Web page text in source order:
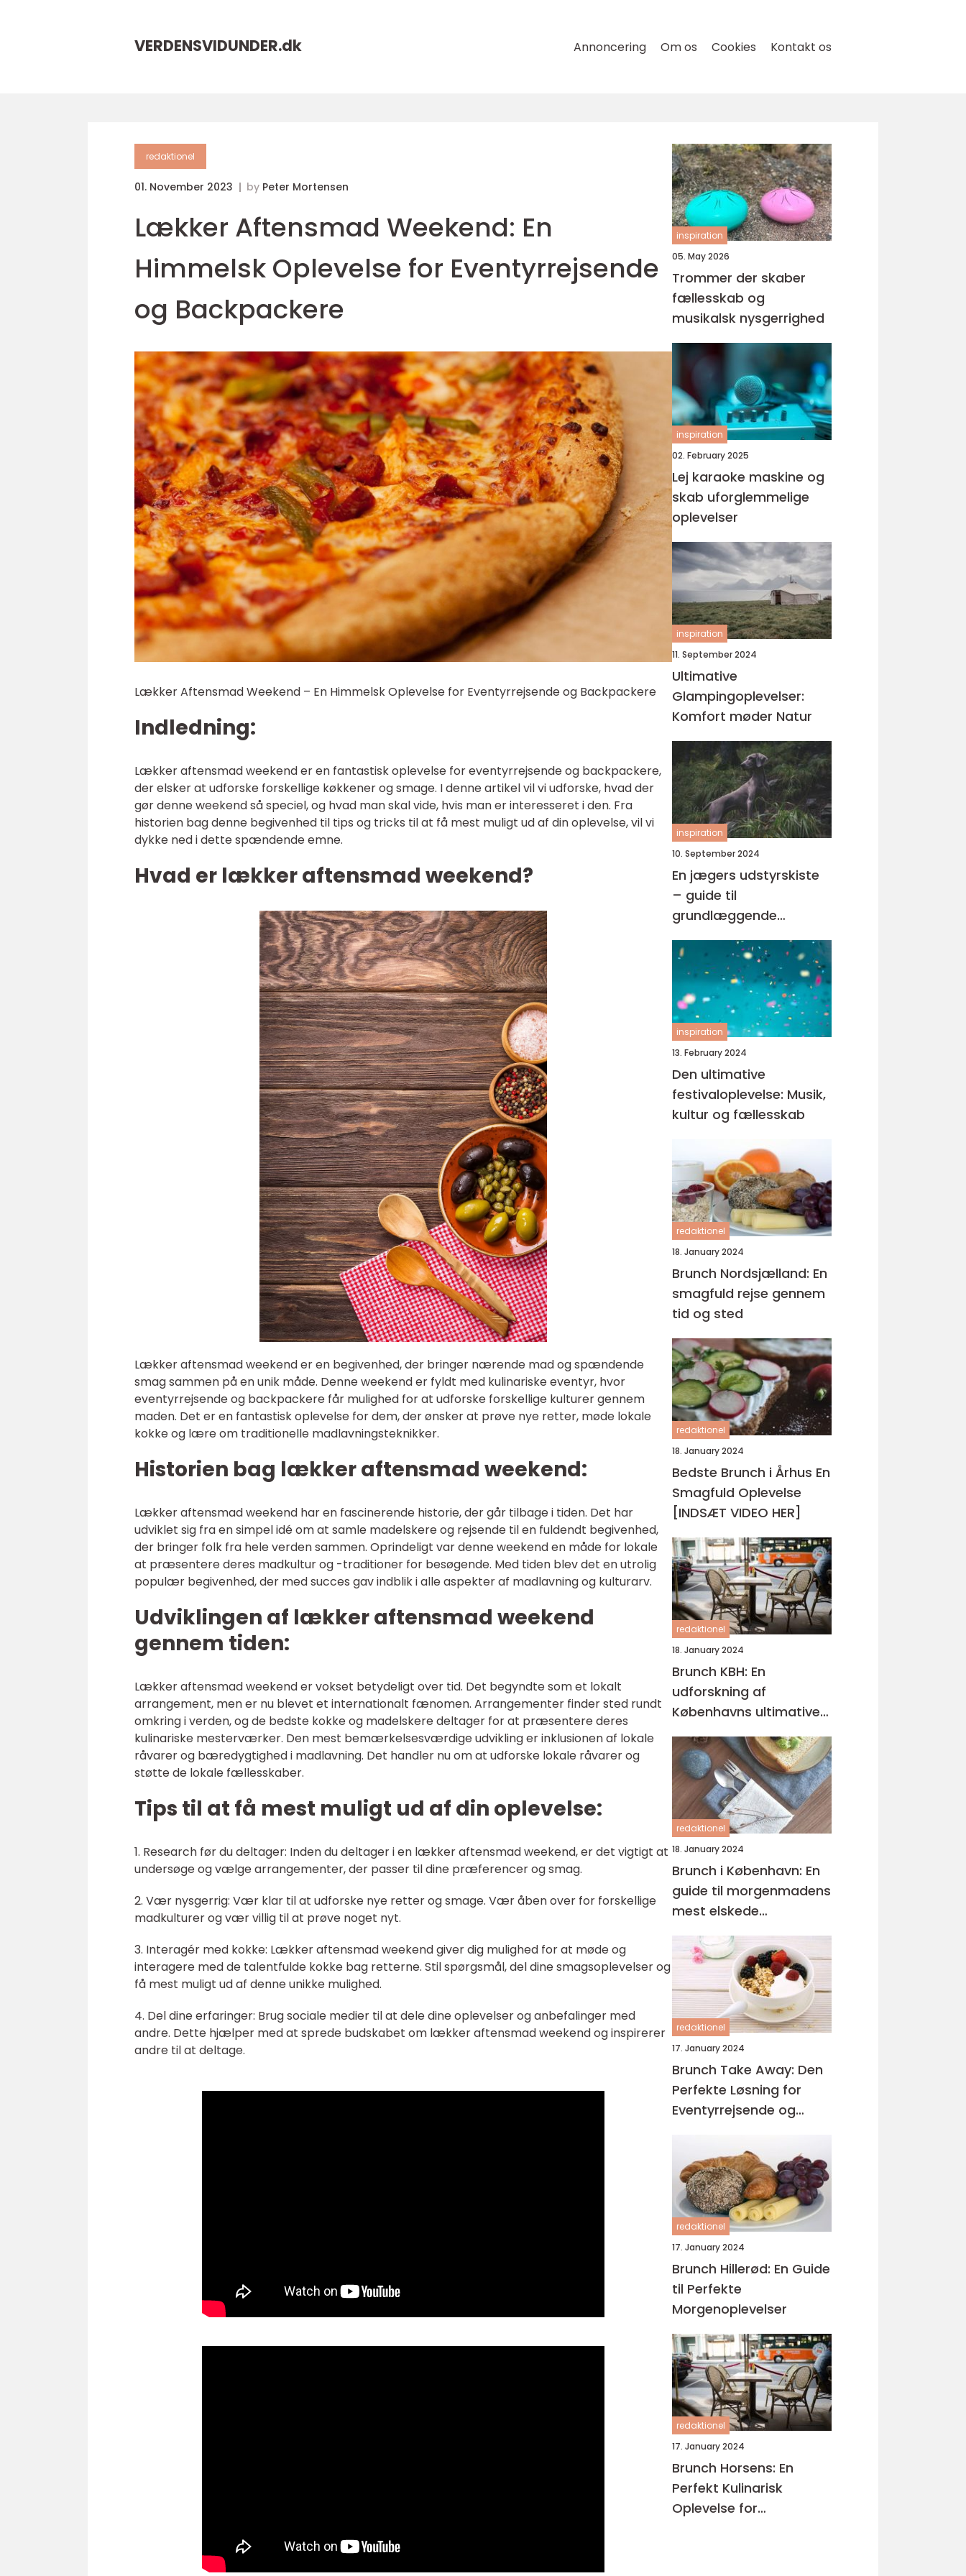
VERDENSVIDUNDER.dk Annoncering Om os Cookies Kontakt os
redaktionel
01. November 2023 by Peter Mortensen
Lækker Aftensmad Weekend: En
Himmelsk Oplevelse for Eventyrrejsende
og Backpackere
Lækker Aftensmad Weekend – En Himmelsk Oplevelse for Eventyrrejsende og Backpackere
Indledning:
Lækker aftensmad weekend er en fantastisk oplevelse for eventyrrejsende og backpackere,
der elsker at udforske forskellige køkkener og smage. I denne artikel vil vi udforske, hvad der
gør denne weekend så speciel, og hvad man skal vide, hvis man er interesseret i den. Fra
historien bag denne begivenhed til tips og tricks til at få mest muligt ud af din oplevelse, vil vi
dykke ned i dette spændende emne.
Hvad er lækker aftensmad weekend?
Lækker aftensmad weekend er en begivenhed, der bringer nærende mad og spændende
smag sammen på en unik måde. Denne weekend er fyldt med kulinariske eventyr, hvor
eventyrrejsende og backpackere får mulighed for at udforske forskellige kulturer gennem
maden. Det er en fantastisk oplevelse for dem, der ønsker at prøve nye retter, møde lokale
kokke og lære om traditionelle madlavningsteknikker.
Historien bag lækker aftensmad weekend:
Lækker aftensmad weekend har en fascinerende historie, der går tilbage i tiden. Det har
udviklet sig fra en simpel idé om at samle madelskere og rejsende til en fuldendt begivenhed,
der bringer folk fra hele verden sammen. Oprindeligt var denne weekend en måde for lokale
at præsentere deres madkultur og -traditioner for besøgende. Med tiden blev det en utrolig
populær begivenhed, der med succes gav indblik i alle aspekter af madlavning og kulturarv.
Udviklingen af lækker aftensmad weekend
gennem tiden:
Lækker aftensmad weekend er vokset betydeligt over tid. Det begyndte som et lokalt
arrangement, men er nu blevet et internationalt fænomen. Arrangementer finder sted rundt
omkring i verden, og de bedste kokke og madelskere deltager for at præsentere deres
kulinariske mesterværker. Den mest bemærkelsesværdige udvikling er inklusionen af lokale
råvarer og bæredygtighed i madlavning. Det handler nu om at udforske lokale råvarer og
støtte de lokale fællesskaber.
Tips til at få mest muligt ud af din oplevelse:
1. Research før du deltager: Inden du deltager i en lækker aftensmad weekend, er det vigtigt at
undersøge og vælge arrangementer, der passer til dine præferencer og smag.
2. Vær nysgerrig: Vær klar til at udforske nye retter og smage. Vær åben over for forskellige
madkulturer og vær villig til at prøve noget nyt.
3. Interagér med kokke: Lækker aftensmad weekend giver dig mulighed for at møde og
interagere med de talentfulde kokke bag retterne. Stil spørgsmål, del dine smagsoplevelser og
få mest muligt ud af denne unikke mulighed.
4. Del dine erfaringer: Brug sociale medier til at dele dine oplevelser og anbefalinger med
andre. Dette hjælper med at sprede budskabet om lækker aftensmad weekend og inspirerer
andre til at deltage.
inspiration
05. May 2026
Trommer der skaber
fællesskab og
musikalsk nysgerrighed
inspiration
02. February 2025
Lej karaoke maskine og
skab uforglemmelige
oplevelser
inspiration
11. September 2024
Ultimative
Glampingoplevelser:
Komfort møder Natur
inspiration
10. September 2024
En jægers udstyrskiste
– guide til
grundlæggende
jagtudstyr
inspiration
13. February 2024
Den ultimative
festivaloplevelse: Musik,
kultur og fællesskab
redaktionel
18. January 2024
Brunch Nordsjælland: En
smagfuld rejse gennem
tid og sted
redaktionel
18. January 2024
Bedste Brunch i Århus En
Smagfuld Oplevelse
[INDSÆT VIDEO HER]
redaktionel
18. January 2024
Brunch KBH: En
udforskning af
Københavns ultimative
brunchoplevelser
redaktionel
18. January 2024
Brunch i København: En
guide til morgenmadens
mest elskede
kombination
redaktionel
17. January 2024
Brunch Take Away: Den
Perfekte Løsning for
Eventyrrejsende og
redaktionel
17. January 2024
Brunch Hillerød: En Guide
til Perfekte
Morgenoplevelser
redaktionel
17. January 2024
Brunch Horsens: En
Perfekt Kulinarisk
Oplevelse for